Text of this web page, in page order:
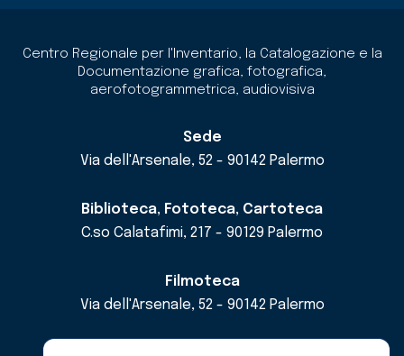
Centro Regionale per l'Inventario, la Catalogazione e la
Documentazione grafica, fotografica,
aerofotogrammetrica, audiovisiva
Sede
Via dell'Arsenale, 52 - 90142 Palermo
Biblioteca, Fototeca, Cartoteca
C.so Calatafimi, 217 - 90129 Palermo
Filmoteca
Via dell'Arsenale, 52 - 90142 Palermo